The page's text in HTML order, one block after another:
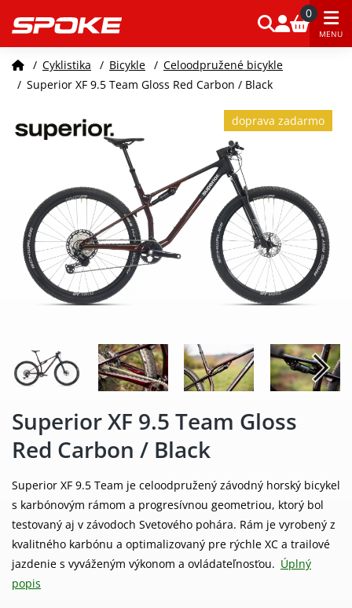
0
MENU
/ Cyklistika / Bicykle / Celoodpružené bicykle
/ Superior XF 9.5 Team Gloss Red Carbon / Black
doprava zadarmo
Superior XF 9.5 Team Gloss
Red Carbon / Black
Superior XF 9.5 Team je celoodpružený závodný horský bicykel
s karbónovým rámom a progresívnou geometriou, ktorý bol
testovaný aj v závodoch Svetového pohára. Rám je vyrobený z
kvalitného karbónu a optimalizovaný pre rýchle XC a trailové
jazdenie s vyváženým výkonom a ovládateľnosťou. Úplný
popis